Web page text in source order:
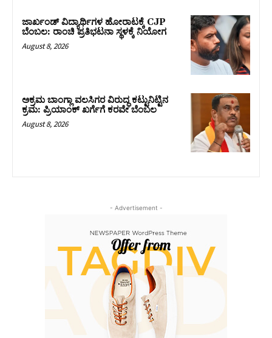
ಜಾರ್ಖಂಡ್‌ ವಿದ್ಯಾರ್ಥಿಗಳ ಹೋರಾಟಕ್ಕೆ CJP
ಬೆಂಬಲ: ರಾಂಚಿ ಪ್ರತಿಭಟನಾ ಸ್ಥಳಕ್ಕೆ ನಿಯೋಗ
August 8, 2026
ಅಕ್ರಮ ಬಾಂಗ್ಲಾ ವಲಸಿಗರ ವಿರುದ್ಧ ಕಟ್ಟುನಿಟ್ಟಿನ
ಕ್ರಮ: ಪ್ರಿಯಾಂಕ್ ಖರ್ಗೆಗೆ ಕರವೇ ಬೆಂಬಲ
August 8, 2026
- Advertisement -